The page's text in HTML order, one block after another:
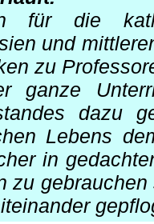
für die
und
zu
ganze
dazu
Lebens
in
zu